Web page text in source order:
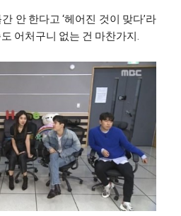
안 한다고 ‘헤어진 것이 맞다’라
어처구니 없는 건 마찬가지.